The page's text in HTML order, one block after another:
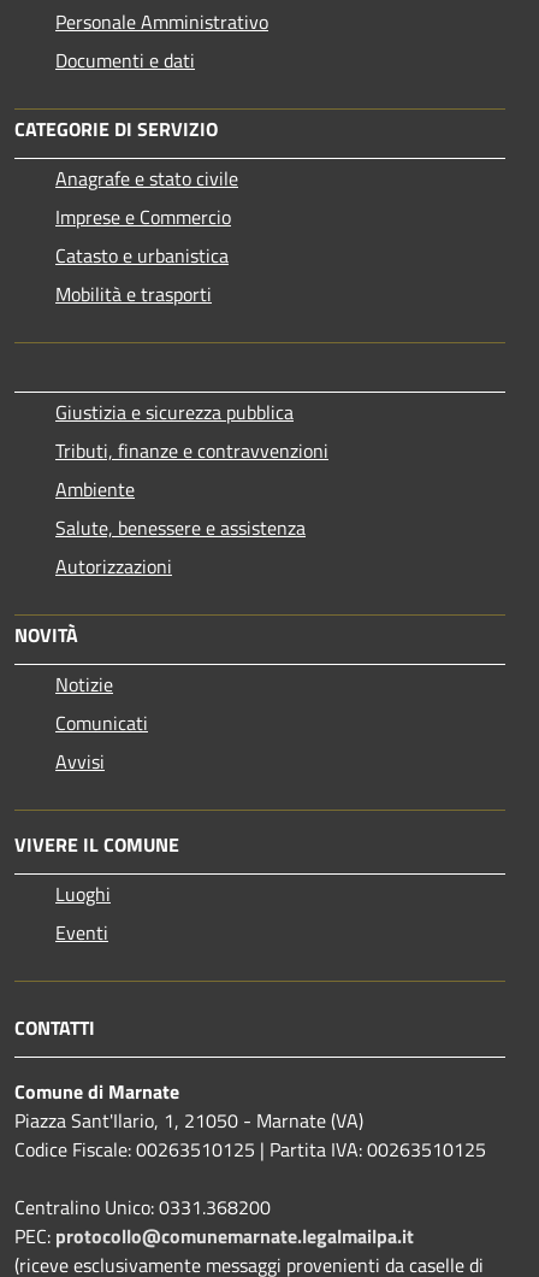
Personale Amministrativo
Documenti e dati
CATEGORIE DI SERVIZIO
Anagrafe e stato civile
Imprese e Commercio
Catasto e urbanistica
Mobilità e trasporti
Giustizia e sicurezza pubblica
Tributi, finanze e contravvenzioni
Ambiente
Salute, benessere e assistenza
Autorizzazioni
NOVITÀ
Notizie
Comunicati
Avvisi
VIVERE IL COMUNE
Luoghi
Eventi
CONTATTI
Comune di Marnate
Piazza Sant'Ilario, 1, 21050 - Marnate (VA)
Codice Fiscale: 00263510125 | Partita IVA: 00263510125
Centralino Unico: 0331.368200
PEC: protocollo@comunemarnate.legalmailpa.it
(riceve esclusivamente messaggi provenienti da caselle di